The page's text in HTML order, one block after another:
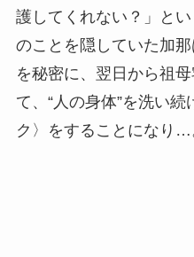
護してくれない？」と
のことを隠していた加
を秘密に、翌日から祖
て、“人の身体”を洗い
ク〉をすることになり…